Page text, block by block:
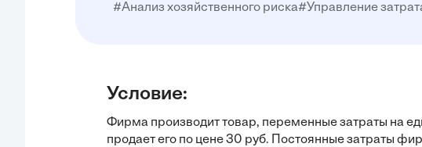
#Анализ хозяйственного риска#Управление
Условие:
Фирма производит товар, переменные затраты на
продает его по цене 30 руб. Постоянные затраты